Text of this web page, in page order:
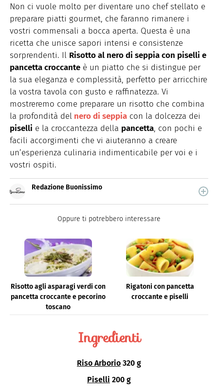
Non ci vuole molto per diventare uno chef stellato e
preparare piatti gourmet, che faranno rimanere i
vostri commensali a bocca aperta. Questa è una
ricetta che unisce sapori intensi e consistenze
sorprendenti. Il Risotto al nero di seppia con piselli e
pancetta croccante è un piatto che si distingue per
la sua eleganza e complessità, perfetto per arricchire
la vostra tavola con gusto e raffinatezza. Vi
mostreremo come preparare un risotto che combina
la profondità del nero di seppia con la dolcezza dei
piselli e la croccantezza della pancetta, con pochi e
facili accorgimenti che vi aiuteranno a creare
un’esperienza culinaria indimenticabile per voi e i
vostri ospiti.
Redazione Buonissimo
quale trovi idee veloci, facili e spiegate passo passo.
Oppure ti potrebbero interessare
Risotto agli asparagi verdi con
pancetta croccante e pecorino
toscano
Rigatoni con pancetta
croccante e piselli
Ingredienti
Riso Arborio 320 g
Piselli 200 g